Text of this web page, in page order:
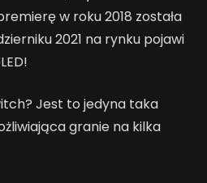
w roku 2018 została
2021 na rynku pojawi
Jest to jedyna taka
granie na kilka